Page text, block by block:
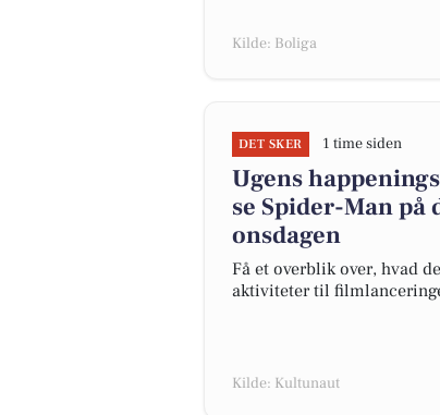
Kilde: Boliga
DET SKER 1 time siden
Ugens
se Spider-Man
onsdagen
Få et overblik over, hvad
aktiviteter til
Kilde: Kultunaut